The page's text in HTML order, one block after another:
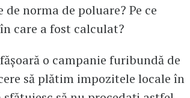
norma de poluare? Pe ce
care a fost calculat?
o campanie furibundă de
să plătim impozitele locale în